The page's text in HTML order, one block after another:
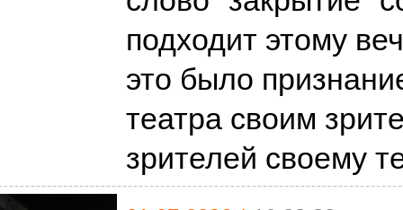
подходит этому
это было
театра своим
зрителей своему